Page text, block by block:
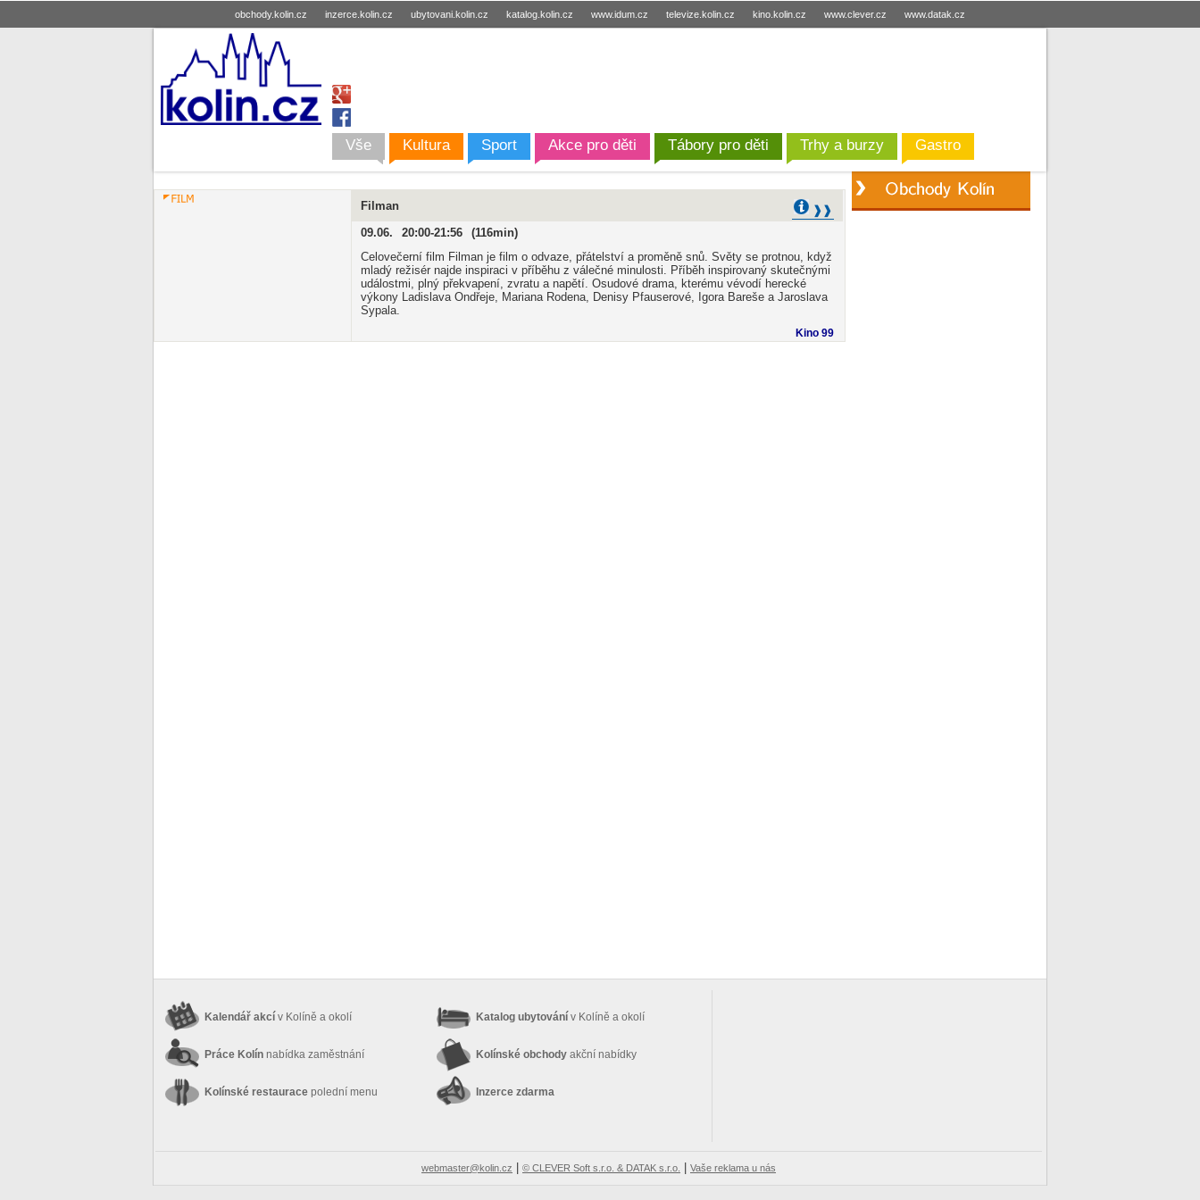
obchody.kolin.cz inzerce.kolin.cz ubytovani.kolin.cz katalog.kolin.cz www.idum.cz televize.kolin.cz kino.kolin.cz www.clever.cz www.datak.cz
Vše Kultura Sport Akce pro děti Tábory pro děti Trhy a burzy Gastro
Filman
09.06.
20:00 21:56
116
Celovečerní film Filman je film o odvaze, přátelství a proměně snů. Světy se protnou, když
mladý režisér najde inspiraci v příběhu z válečné minulosti. Příběh inspirovaný skutečnými
událostmi, plný překvapení, zvratu a napětí. Osudové drama, kterému vévodí herecké
výkony Ladislava Ondřeje, Mariana Rodena, Denisy Pfauserové, Igora Bareše a Jaroslava
Sypala.
Kino 99
Kalendář akcí v Kolíně a okolí
Práce Kolín nabídka zaměstnání
Kolínské restaurace polední menu
Katalog ubytování v Kolíně a okolí
Kolínské obchody akční nabídky
Inzerce zdarma
webmaster@kolin.cz © CLEVER Soft s.r.o. & DATAK s.r.o. Vaše reklama u nás